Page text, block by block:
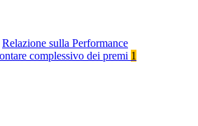
Relazione sulla Performance
complessivo dei premi 1